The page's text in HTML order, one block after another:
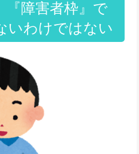
『障害者枠』で
いわけではない